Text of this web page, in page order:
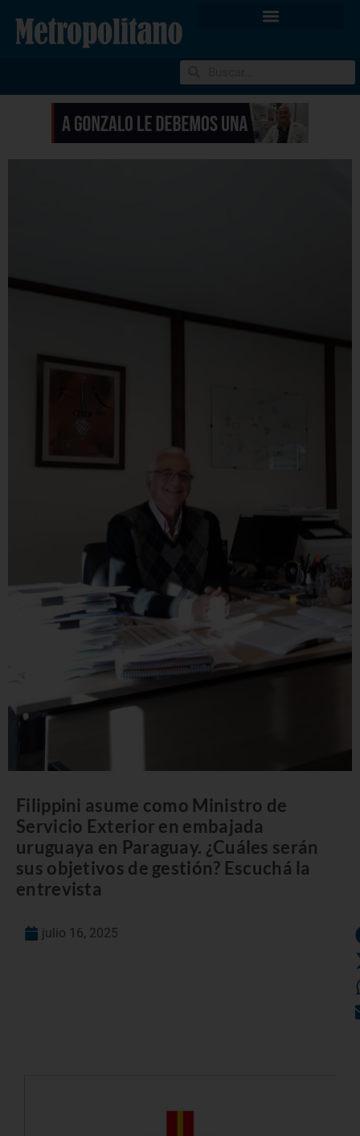
Filippini asume como Ministro de
Servicio Exterior en embajada
uruguaya en Paraguay. ¿Cuáles serán
sus objetivos de gestión? Escuchá la
entrevista
julio 16, 2025